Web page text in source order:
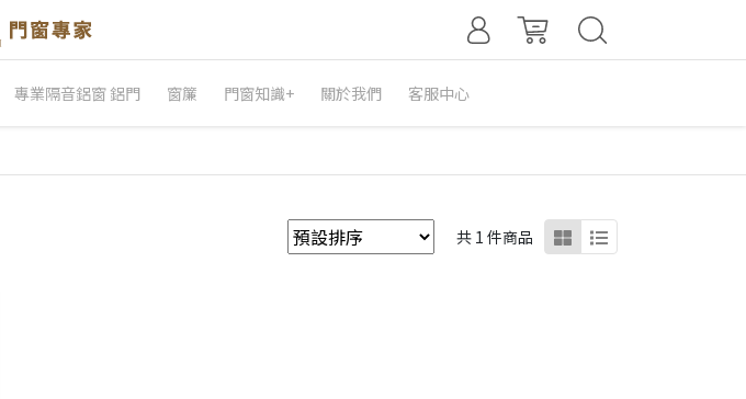
專業隔音鋁窗 鋁門 窗簾 門窗知識+ 關於我們 客服中心
共 1 件商品